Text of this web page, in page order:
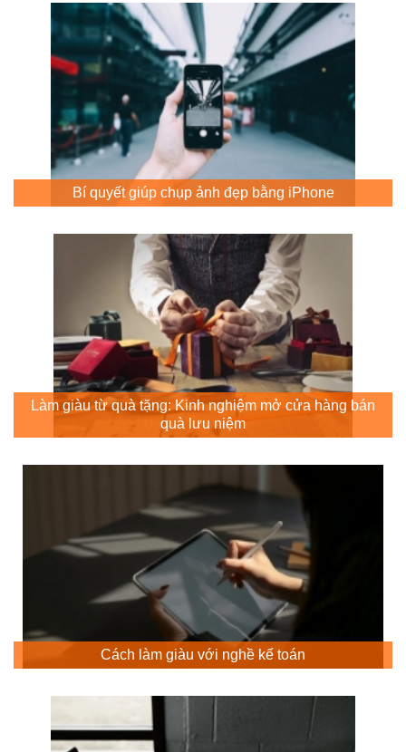
Bí quyết giúp chụp ảnh đẹp bằng iPhone
Làm giàu từ quà tặng: Kinh nghiệm mở cửa hàng bán
quà lưu niệm
Cách làm giàu với nghề kế toán